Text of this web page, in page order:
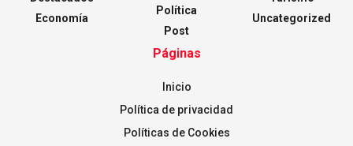
Economía
Política
Post
Uncategorized
Páginas
Inicio
Política de privacidad
Políticas de Cookies